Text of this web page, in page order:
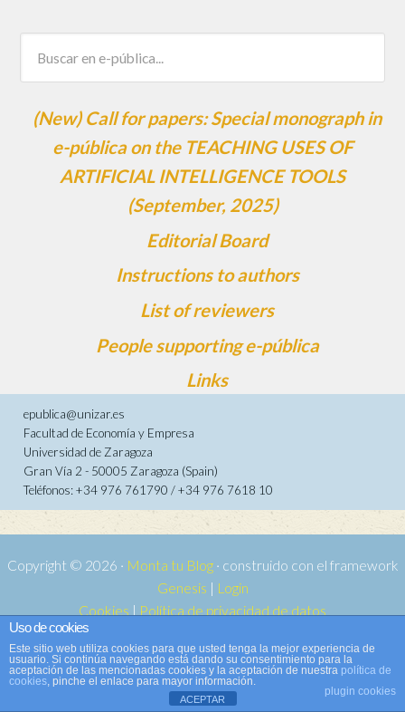
(New) Call for papers: Special monograph in
e-pública on the TEACHING USES OF
ARTIFICIAL INTELLIGENCE TOOLS
(September, 2025)
Editorial Board
Instructions to authors
List of reviewers
People supporting e-pública
Links
epublica@unizar.es
Facultad de Economía y Empresa
Universidad de Zaragoza
Gran Vía 2 - 50005 Zaragoza (Spain)
Teléfonos: +34 976 761790 / +34 976 7618 10
Copyright © 2026 · Monta tu Blog· construido con el framework
Genesis | Login
Cookies | Política de privacidad de datos
Copyright © 2026 ·
WordPress·Log in
Uso de cookies
Este sitio web utiliza cookies para que usted tenga la mejor experiencia de
usuario. Si continúa navegando está dando su consentimiento para la
aceptación de las mencionadas cookies y la aceptación de nuestra política de
cookies, pinche el enlace para mayor información.
plugin cookies
ACEPTAR